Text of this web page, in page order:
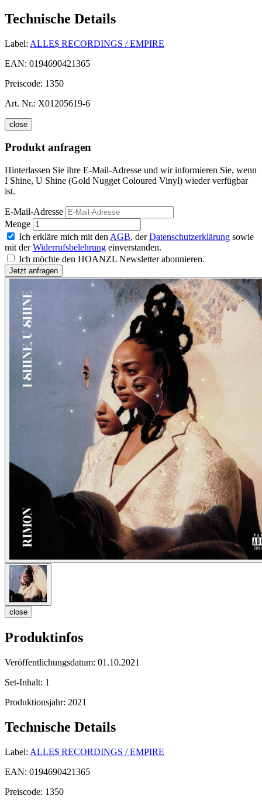
Technische Details
Label: ALLE$ RECORDINGS / EMPIRE
EAN: 0194690421365
Preiscode: 1350
Art. Nr.: X01205619-6
close
Produkt anfragen
Hinterlassen Sie ihre E-Mail-Adresse und wir informieren Sie, wenn
I Shine, U Shine (Gold Nugget Coloured Vinyl) wieder verfügbar
ist.
E-Mail-Adresse
Menge
Ich erkläre mich mit den AGB, derDatenschutzerklärung sowie
mit derWiderrufsbelehrung einverstanden.
Ich möchte den HOANZL Newsletter abonnieren.
close
Produktinfos
Veröffentlichungsdatum: 01.10.2021
Set-Inhalt: 1
Produktionsjahr: 2021
Technische Details
Label: ALLE$ RECORDINGS / EMPIRE
EAN: 0194690421365
Preiscode: 1350